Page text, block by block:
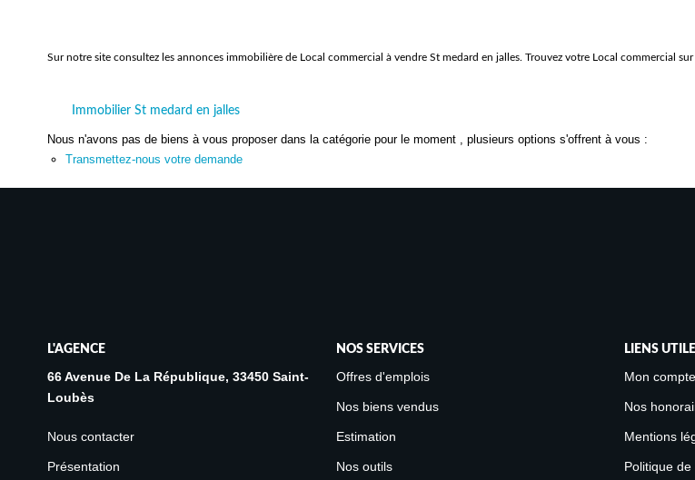
Sur notre site consultez les annonces immobilière de Local commercial à vendre St medard en jalles. Trouvez votre Local commercial
Immobilier St medard en jalles
Nous n'avons pas de biens à vous proposer dans la catégorie pour le moment , plusieurs options s'offrent à vous :
Transmettez-nous votre demande
L'AGENCE
66 Avenue De La République, 33450 Saint-
Loubès
Nous contacter
Présentation
NOS SERVICES
Offres d'emplois
Nos biens vendus
Estimation
Nos outils
LIENS
Mon compte
Nos
Mentions
Politique